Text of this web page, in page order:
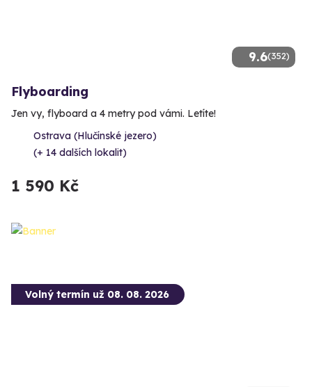
9.6(352)
Flyboarding
Jen vy, flyboard a 4 metry pod vámi. Letíte!
Ostrava (Hlučínské jezero)
(+ 14 dalších lokalit)
1 590 Kč
Volný termín už 08. 08. 2026